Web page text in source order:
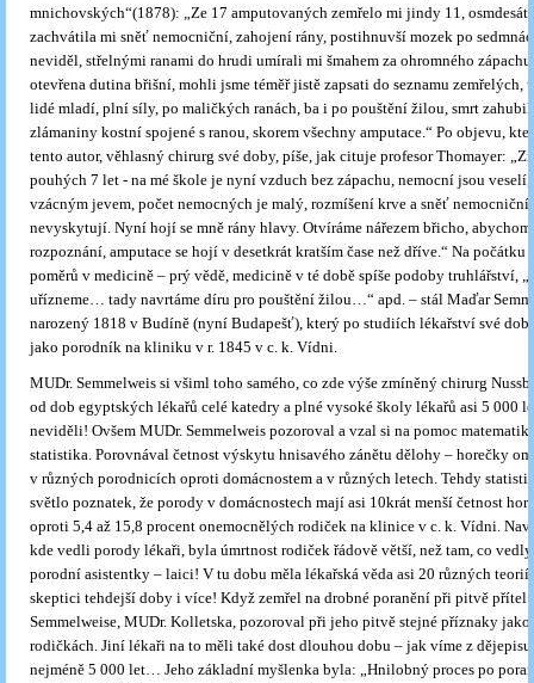
mnichovských“(1878): „Ze 17 amputovaných zemřelo mi jindy 11, osmdesát
zachvátila mi sněť nemocniční, zahojení rány, postihnuvší mozek po
neviděl, střelnými ranami do hrudi umírali mi šmahem za ohromného
otevřena dutina břišní, mohli jsme téměř jistě zapsati do seznamu zemřelých,
lidé mladí, plní síly, po maličkých ranách, ba i po pouštění žilou, smrt
zlámaniny kostní spojené s ranou, skorem všechny amputace.“ Po objevu,
tento autor, věhlasný chirurg své doby, píše, jak cituje profesor Thomayer:
pouhých 7 let - na mé škole je nyní vzduch bez zápachu, nemocní jsou veselí,
vzácným jevem, počet nemocných je malý, rozmíšení krve a sněť nemocniční
nevyskytují. Nyní hojí se mně rány hlavy. Otvíráme nářezem břicho,
rozpoznání, amputace se hojí v desetkrát kratším čase než dříve.“ Na počátku
poměrů v medicině – prý vědě, medicině v té době spíše podoby truhlářství,
uřízneme… tady navrtáme díru pro pouštění žilou…“ apd. – stál Maďar
narozený 1818 v Budíně (nyní Budapešť), který po studiích lékařství své
jako porodník na kliniku v r. 1845 v c. k. Vídni.
MUDr. Semmelweis si všiml toho samého, co zde výše zmíněný chirurg
od dob egyptských lékařů celé katedry a plné vysoké školy lékařů asi 5 000
neviděli! Ovšem MUDr. Semmelweis pozoroval a vzal si na pomoc
statistika. Porovnával četnost výskytu hnisavého zánětu dělohy – horečky
v různých porodnicích oproti domácnostem a v různých letech. Tehdy
světlo poznatek, že porody v domácnostech mají asi 10krát menší četnost
oproti 5,4 až 15,8 procent onemocnělých rodiček na klinice v c. k. Vídni.
kde vedli porody lékaři, byla úmrtnost rodiček řádově větší, než tam, co
porodní asistentky – laici! V tu dobu měla lékařská věda asi 20 různých teorií
skeptici tehdejší doby i více! Když zemřel na drobné poranění při pitvě přítel
Semmelweise, MUDr. Kolletska, pozoroval při jeho pitvě stejné příznaky jako
rodičkách. Jiní lékaři na to měli také dost dlouhou dobu – jak víme z
nejméně 5 000 let… Jeho základní myšlenka byla: „Hnilobný proces po